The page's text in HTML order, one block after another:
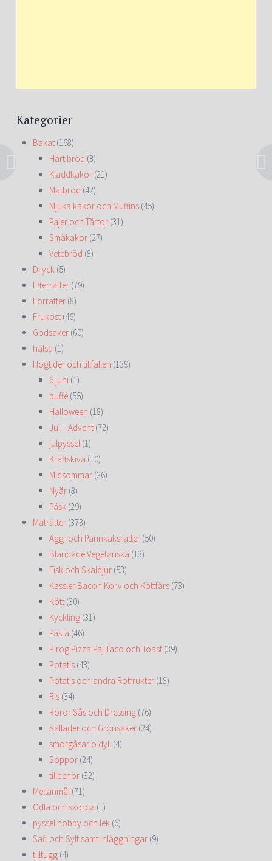
Kategorier
Bakat (168)
Hårt bröd (3)
Kladdkakor (21)
Matbröd (42)
Mjuka kakor och Muffins (45)
Pajer och Tårtor (31)
Småkakor (27)
Vetebröd (8)
Dryck (5)
Efterrätter (79)
Förrätter (8)
Frukost (46)
Godsaker (60)
hälsa (1)
Högtider och tillfällen (139)
6 juni (1)
buffé (55)
Halloween (18)
Jul – Advent (72)
julpyssel (1)
Kräftskiva (10)
Midsommar (26)
Nyår (8)
Påsk (29)
Maträtter (373)
Ägg- och Pannkaksrätter (50)
Blandade Vegetariska (13)
Fisk och Skaldjur (53)
Kassler Bacon Korv och Köttfärs (73)
Kött (30)
Kyckling (31)
Pasta (46)
Pirog Pizza Paj Taco och Toast (39)
Potatis (43)
Potatis och andra Rotfrukter (18)
Ris (34)
Röror Sås och Dressing (76)
Sallader och Grönsaker (24)
smörgåsar o dyl. (4)
Soppor (24)
tillbehör (32)
Mellanmål (71)
Odla och skörda (1)
pyssel hobby och lek (6)
Saft och Sylt samt Inläggningar (9)
tilltugg (4)